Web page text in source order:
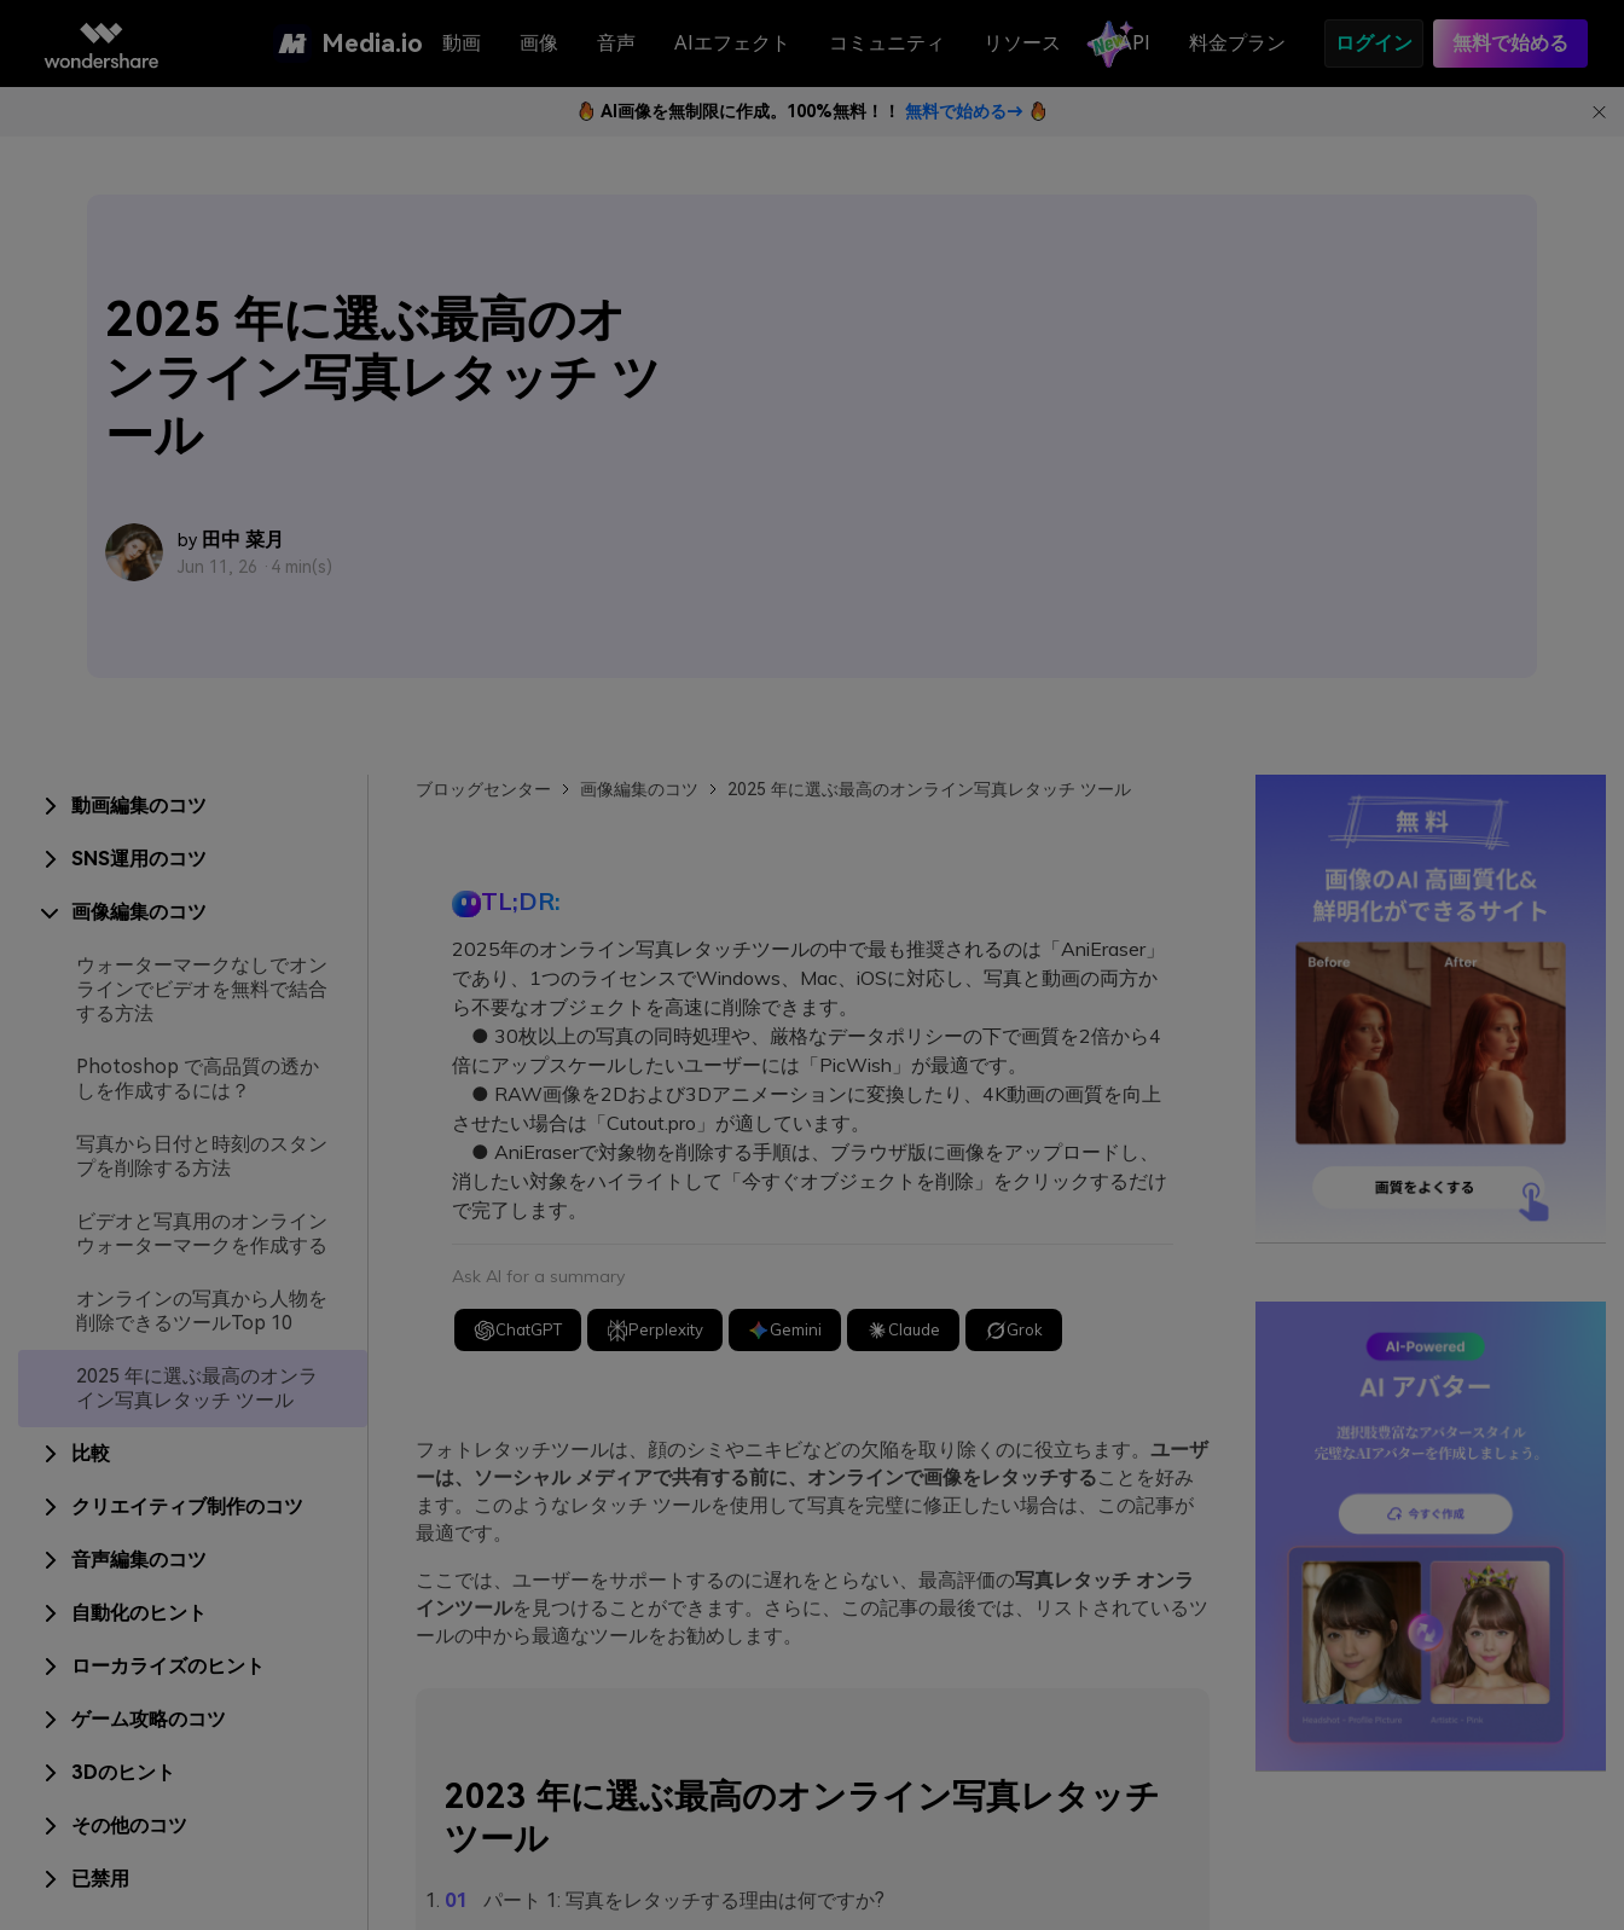
Media.io 動画 画像 音声 AIエフェクト コミュニティ リソース API 料金プラン ログイン 無料で始める
AI画像を無制限に作成。100%無料！！ 無料で始める→
2025 年に選ぶ最高のオ
ンライン写真レタッチ ツ
ール
by 田中 菜月
Jun 11, 26 · 4 min(s)
動画編集のコツ
SNS運用のコツ
画像編集のコツ
ウォーターマークなしでオン
ラインでビデオを無料で結合
する方法
Photoshop で高品質の透か
しを作成するには？
写真から日付と時刻のスタン
プを削除する方法
ビデオと写真用のオンライン
ウォーターマークを作成する
オンラインの写真から人物を
削除できるツールTop 10
2025 年に選ぶ最高のオンラ
イン写真レタッチ ツール
比較
クリエイティブ制作のコツ
音声編集のコツ
自動化のヒント
ローカライズのヒント
ゲーム攻略のコツ
3Dのヒント
その他のコツ
已禁用
ブロッグセンター 画像編集のコツ 2025 年に選ぶ最高のオンライン写真レタッチ ツール
TL;DR:
2025年のオンライン写真レタッチツールの中で最も推奨されるのは「AniEraser」
であり、1つのライセンスでWindows、Mac、iOSに対応し、写真と動画の両方か
ら不要なオブジェクトを高速に削除できます。
● 30枚以上の写真の同時処理や、厳格なデータポリシーの下で画質を2倍から4
倍にアップスケールしたいユーザーには「PicWish」が最適です。
● RAW画像を2Dおよび3Dアニメーションに変換したり、4K動画の画質を向上
させたい場合は「Cutout.pro」が適しています。
● AniEraserで対象物を削除する手順は、ブラウザ版に画像をアップロードし、
消したい対象をハイライトして「今すぐオブジェクトを削除」をクリックするだけ
で完了します。
Ask AI for a summary
ChatGPT Perplexity Gemini Claude Grok
フォトレタッチツールは、顔のシミやニキビなどの欠陥を取り除くのに役立ちます。 ユーザ
ーは、ソーシャル メディアで共有する前に、オンラインで画像をレタッチすることを好み
ます。このようなレタッチ ツールを使用して写真を完璧に修正したい場合は、この記事が
最適です。
ここでは、ユーザーをサポートするのに遅れをとらない、最高評価の写真レタッチ オンラ
インツールを見つけることができます。さらに、この記事の最後では、リストされているツ
ールの中から最適なツールをお勧めします。
2023 年に選ぶ最高のオンライン写真レタッチ
ツール
パート 1: 写真をレタッチする理由は何ですか?